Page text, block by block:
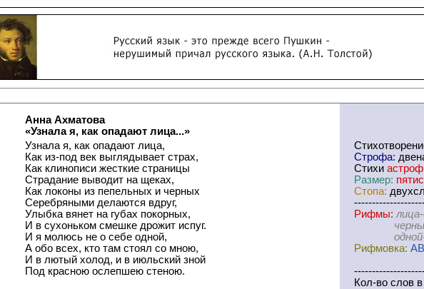
Анна Ахматова
«Узнала я, как опадают лица...»
Узнала я, как опадают лица,
Как из-под век выглядывает страх,
Как клинописи жесткие страницы
Страдание выводит на щеках,
Как локоны из пепельных и черных
Серебряными делаются вдруг,
Улыбка вянет на губах покорных,
И в сухоньком смешке дрожит испуг.
И я молюсь не о себе одной,
А обо всех, кто там стоял со мною,
И в лютый холод, и в июльский зной
Под красною ослепшею стеною.
Строфа:
Стихи
Размер:
Стопа:
Рифмы:
черных-
одной-
Рифмовка:
Кол-во слов в